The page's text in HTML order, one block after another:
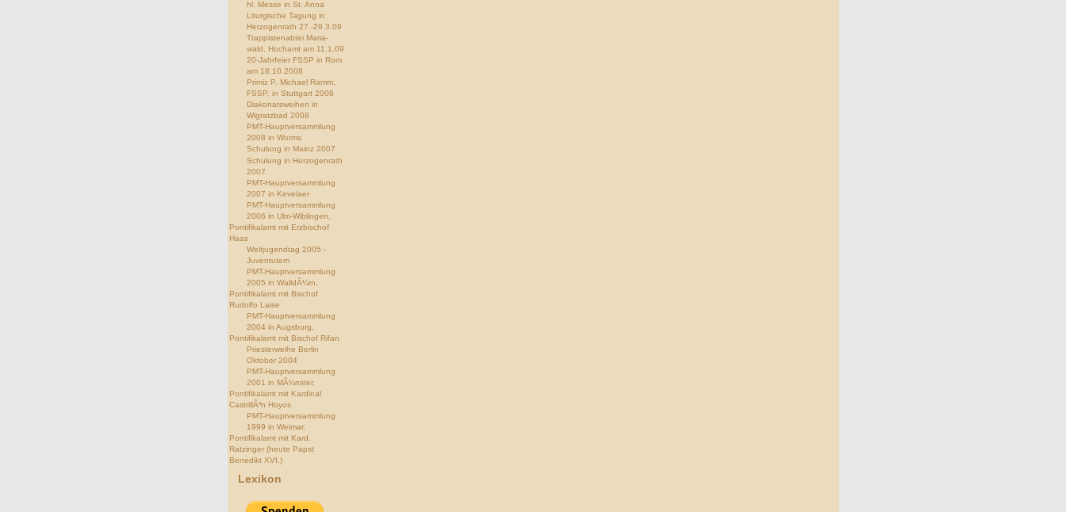
hl. Messe in St. Anna
Liturgische Tagung in
Herzogenrath 27.-29.3.09
Trappistenabtei Maria-
wald, Hochamt am 11.1.09
20-Jahrfeier FSSP in Rom
am 18.10.2008
Primiz P. Michael Ramm,
FSSP, in Stuttgart 2008
Diakonatsweihen in
Wigratzbad 2008
PMT-Hauptversammlung
2008 in Worms
Schulung in Mainz 2007
Schulung in Herzogenrath
2007
PMT-Hauptversammlung
2007 in Kevelaer
PMT-Hauptversammlung
2006 in Ulm-Wiblingen,
Pontifikalamt mit Erzbischof
Haas
Weltjugendtag 2005 -
Juventutem
PMT-Hauptversammlung
2005 in WalldÃ¼rn,
Pontifikalamt mit Bischof
Rudolfo Laise
PMT-Hauptversammlung
2004 in Augsburg,
Pontifikalamt mit Bischof Rifan
Priesterweihe Berlin
Oktober 2004
PMT-Hauptversammlung
2001 in MÃ¼nster,
Pontifikalamt mit Kardinal
CastrillÃ³n Hoyos
PMT-Hauptversammlung
1999 in Weimar,
Pontifikalamt mit Kard.
Ratzinger (heute Papst
Benedikt XVI.)
Lexikon